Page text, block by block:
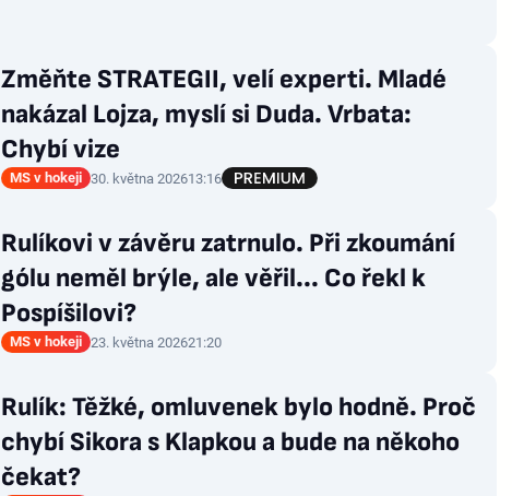
Změňte STRATEGII, velí experti. Mladé
nakázal Lojza, myslí si Duda. Vrbata:
Chybí vize
MS v hokeji 30. května 202613:16
Rulíkovi v závěru zatrnulo. Při zkoumání
gólu neměl brýle, ale věřil... Co řekl k
Pospíšilovi?
MS v hokeji 23. května 202621:20
Rulík: Těžké, omluvenek bylo hodně. Proč
chybí Sikora s Klapkou a bude na někoho
čekat?